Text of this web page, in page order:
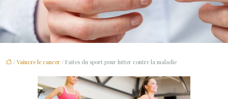
/ Vaincre le cancer / Faites du sport pour lutter contre la maladie